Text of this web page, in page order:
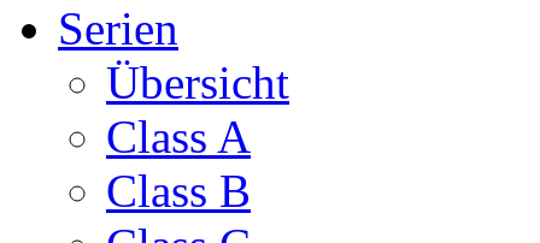
Serien
Übersicht
Class A
Class B